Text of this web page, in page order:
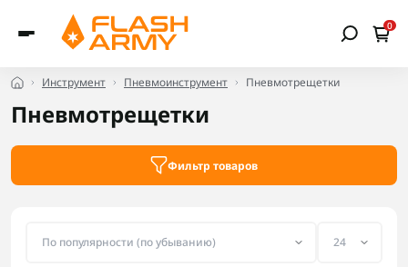
0
Инструмент Пневмоинструмент Пневмотрещетки
Пневмотрещетки
Фильтр товаров